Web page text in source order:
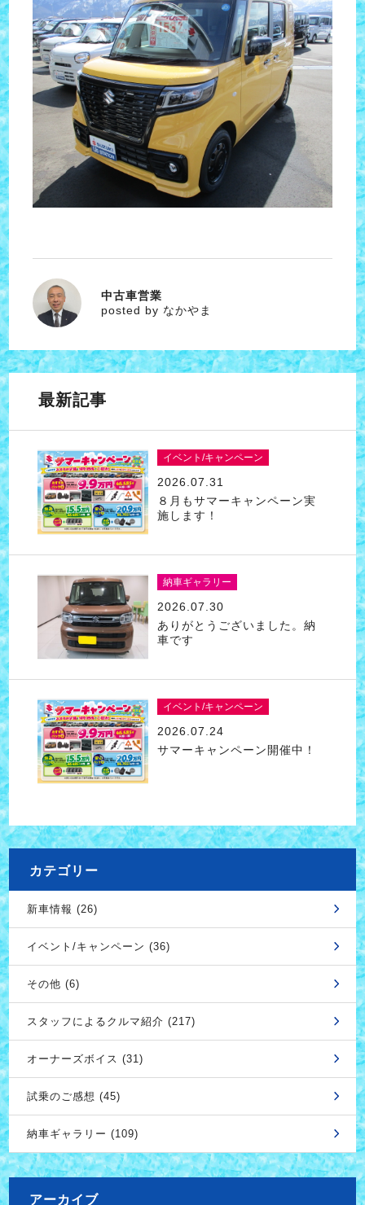
なかやま
中古車営業
posted by なかやま
最新記事
イベント/キャンペーン
2026.07.31
８月もサマーキャンペーン実
施します！
納車ギャラリー
2026.07.30
ありがとうございました。納
車です
イベント/キャンペーン
2026.07.24
サマーキャンペーン開催中！
カテゴリー
新車情報 (26)
イベント/キャンペーン (36)
その他 (6)
スタッフによるクルマ紹介 (217)
オーナーズボイス (31)
試乗のご感想 (45)
納車ギャラリー (109)
アーカイブ